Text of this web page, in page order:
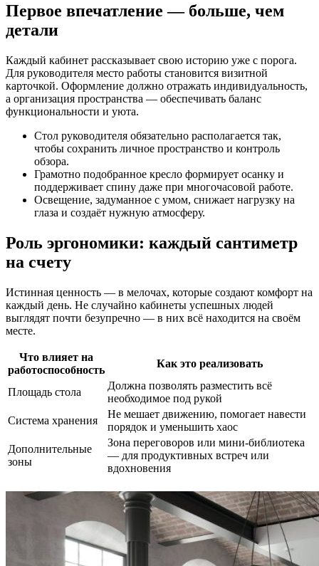
Первое впечатление — больше, чем
детали
Каждый кабинет рассказывает свою историю уже с порога.
Для руководителя место работы становится визитной
карточкой. Оформление должно отражать индивидуальность,
а организация пространства — обеспечивать баланс
функциональности и уюта.
Стол руководителя обязательно располагается так,
чтобы сохранить личное пространство и контроль
обзора.
Грамотно подобранное кресло формирует осанку и
поддерживает спину даже при многочасовой работе.
Освещение, задуманное с умом, снижает нагрузку на
глаза и создаёт нужную атмосферу.
Роль эргономики: каждый сантиметр
на счету
Истинная ценность — в мелочах, которые создают комфорт на
каждый день. Не случайно кабинеты успешных людей
выглядят почти безупречно — в них всё находится на своём
месте.
Что влияет на
работоспособность
Как это реализовать
Площадь стола
Должна позволять разместить всё
необходимое под рукой
Система хранения
Не мешает движению, помогает навести
порядок и уменьшить хаос
Дополнительные
зоны
Зона переговоров или мини-библиотека
— для продуктивных встреч или
вдохновения